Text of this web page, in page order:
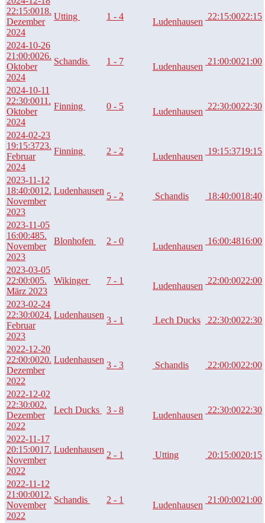
22:15:0018.
Dezember
2024
Utting 1 - 4
Ludenhausen
22:15:0022:15
2024-10-26
21:00:0026.
Oktober
2024
Schandis 1 - 7
Ludenhausen
21:00:0021:00
2024-10-11
22:30:0011.
Oktober
2024
Finning 0 - 5
Ludenhausen
22:30:0022:30
2024-02-23
19:15:3723.
Februar
2024
Finning 2 - 2
Ludenhausen
19:15:3719:15
2023-11-12
18:40:0012.
November
2023
Ludenhausen
5 - 2 Schandis 18:40:0018:40
2023-11-05
16:00:485.
November
2023
Blonhofen 2 - 0
Ludenhausen
16:00:4816:00
2023-03-05
22:00:005.
März 2023
Wikinger 7 - 1
Ludenhausen
22:00:0022:00
2023-02-24
22:30:0024.
Februar
2023
Ludenhausen
3 - 1 Lech Ducks 22:30:0022:30
2022-12-20
22:00:0020.
Dezember
2022
Ludenhausen
3 - 3 Schandis 22:00:0022:00
2022-12-02
22:30:002.
Dezember
2022
Lech Ducks 3 - 8
Ludenhausen
22:30:0022:30
2022-11-17
20:15:0017.
November
2022
Ludenhausen
2 - 1 Utting 20:15:0020:15
2022-11-12
21:00:0012.
November
2022
Schandis 2 - 1
Ludenhausen
21:00:0021:00